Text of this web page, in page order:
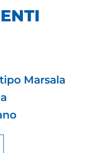
Marsala